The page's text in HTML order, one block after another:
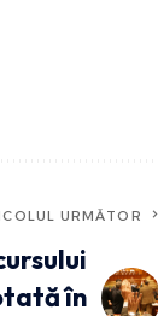
URMĂTOR
în